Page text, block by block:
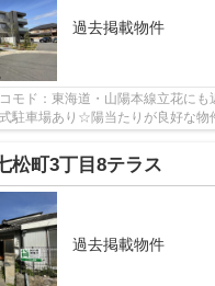
過去掲載物件
モド：東海道・山陽本線立花に
駐車場あり☆陽当たりが良好な物
す☆駅まで徒歩9分なので、アク
松町3丁目8テラス
過去掲載物件